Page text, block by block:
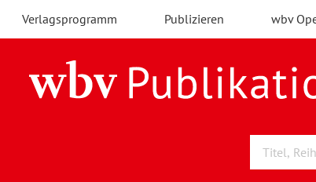
Verlagsprogramm Publizieren wbv